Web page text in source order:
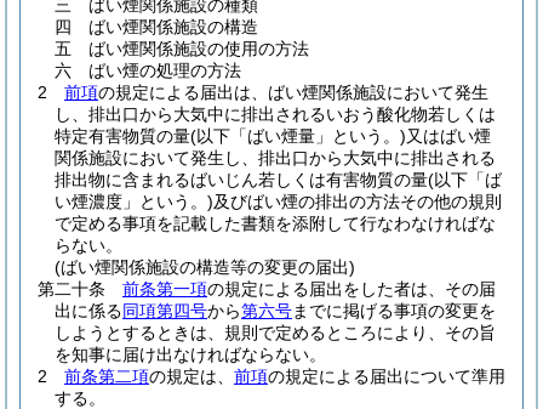
三
ばい煙関係施設の種類
四
ばい煙関係施設の構造
五
ばい煙関係施設の使用の方法
六
ばい煙の処理の方法
2
前項の規定による届出は、ばい煙関係施設において発生
し、排出口から大気中に排出されるいおう酸化物若しくは
特定有害物質の量(以下「ばい煙量」という。)又はばい煙
関係施設において発生し、排出口から大気中に排出される
排出物に含まれるばいじん若しくは有害物質の量(以下「ば
い煙濃度」という。)及びばい煙の排出の方法その他の規則
で定める事項を記載した書類を添附して行なわなければな
らない。
(ばい煙関係施設の構造等の変更の届出)
第二十条
前条第一項の規定による届出をした者は、その届
出に係る同項第四号から第六号までに掲げる事項の変更を
しようとするときは、規則で定めるところにより、その旨
を知事に届け出なければならない。
2
前条第二項の規定は、 前項の規定による届出について準用
する。